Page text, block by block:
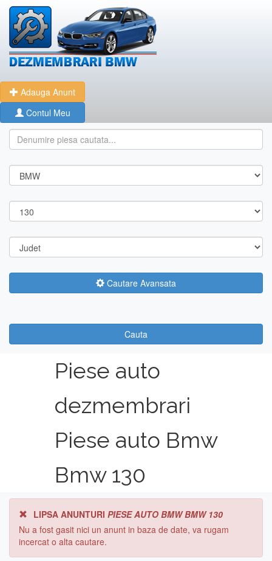
Adauga Anunt
Contul Meu
Cautare Avansata
Cauta
Piese auto
dezmembrari
Piese auto Bmw
Bmw 130
LIPSA ANUNTURI PIESE AUTO BMW BMW 130
Nu a fost gasit nici un anunt in baza de date, va rugam
incercat o alta cautare.